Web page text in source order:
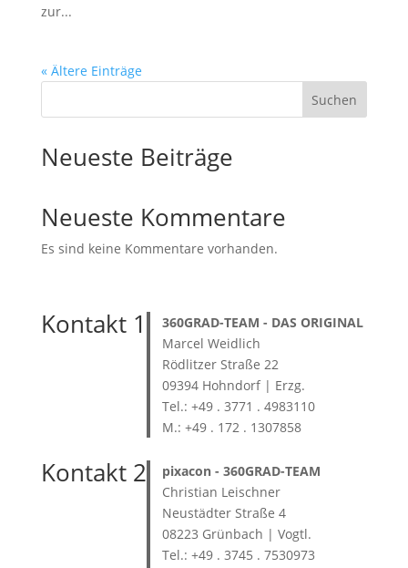
zur...
« Ältere Einträge
Suchen
Neueste Beiträge
Neueste Kommentare
Es sind keine Kommentare vorhanden.
Kontakt 1 360GRAD-TEAM - DAS ORIGINAL
Marcel Weidlich
Rödlitzer Straße 22
09394 Hohndorf | Erzg.
Tel.: +49 . 3771 . 4983110
M.: +49 . 172 . 1307858
Kontakt 2 pixacon - 360GRAD-TEAM
Christian Leischner
Neustädter Straße 4
08223 Grünbach | Vogtl.
Tel.: +49 . 3745 . 7530973